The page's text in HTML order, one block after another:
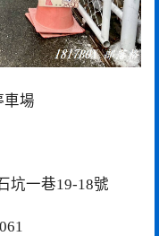
車場
坑一巷19-18號